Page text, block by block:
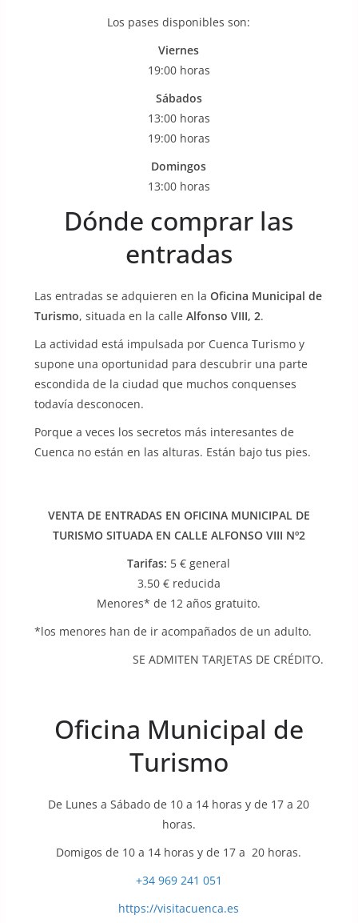
Los pases disponibles son:
Viernes
19:00 horas
Sábados
13:00 horas
19:00 horas
Domingos
13:00 horas
Dónde comprar las
entradas
Las entradas se adquieren en la Oficina Municipal de
Turismo, situada en la calle Alfonso VIII, 2.
La actividad está impulsada por Cuenca Turismo y
supone una oportunidad para descubrir una parte
escondida de la ciudad que muchos conquenses
todavía desconocen.
Porque a veces los secretos más interesantes de
Cuenca no están en las alturas. Están bajo tus pies.
VENTA DE ENTRADAS EN OFICINA MUNICIPAL DE
TURISMO SITUADA EN CALLE ALFONSO VIII Nº2
Tarifas: 5 € general
3.50 € reducida
Menores* de 12 años gratuito.
*los menores han de ir acompañados de un adulto.
SE ADMITEN TARJETAS DE CRÉDITO.
Oficina Municipal de
Turismo
De Lunes a Sábado de 10 a 14 horas y de 17 a 20
horas.
Domigos de 10 a 14 horas y de 17 a 20 horas.
+34 969 241 051
https://visitacuenca.es